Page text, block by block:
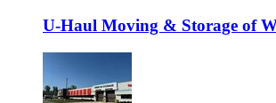
U-Haul Moving & Storage of